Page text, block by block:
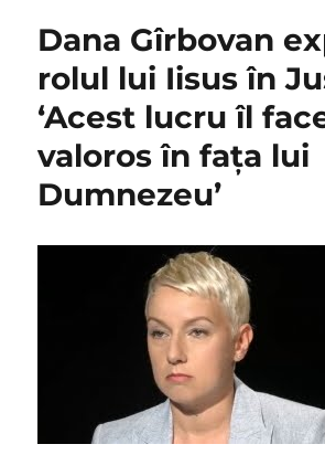
Dana Gîrbovan
rolul lui Iisus în
‘Acest lucru îl
valoros în fața lui
Dumnezeu’